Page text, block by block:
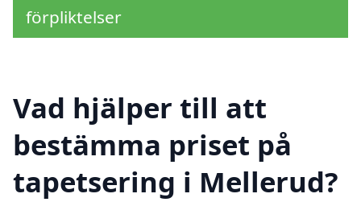
förpliktelser
Vad hjälper till att
bestämma priset på
tapetsering i Mellerud?